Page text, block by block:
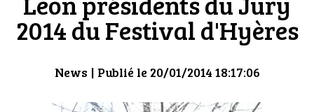
LUXE
DÉFILÉS
BOUTIQUE
2014 du Festival d'Hyères
News | Publié le 20/01/2014 18:17:06